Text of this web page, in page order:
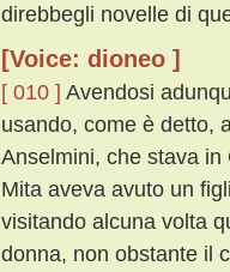
direbbegli novelle di
[Voice: dioneo ]
[ 010 ] Avendosi
usando, come è detto,
Anselmini, che stava
Mita aveva avuto un
visitando alcuna volta
donna, non obstante il